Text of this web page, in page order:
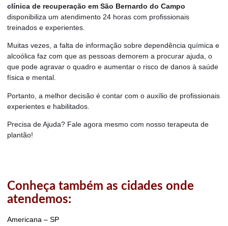
clínica de recuperação em São Bernardo do Campo
disponibiliza um atendimento 24 horas com profissionais
treinados e experientes.
Muitas vezes, a falta de informação sobre dependência química e
alcoólica faz com que as pessoas demorem a procurar ajuda, o
que pode agravar o quadro e aumentar o risco de danos à saúde
física e mental.
Portanto, a melhor decisão é contar com o auxílio de profissionais
experientes e habilitados.
Precisa de Ajuda? Fale agora mesmo com nosso terapeuta de
plantão!
Conheça também as cidades onde
atendemos:
Americana – SP